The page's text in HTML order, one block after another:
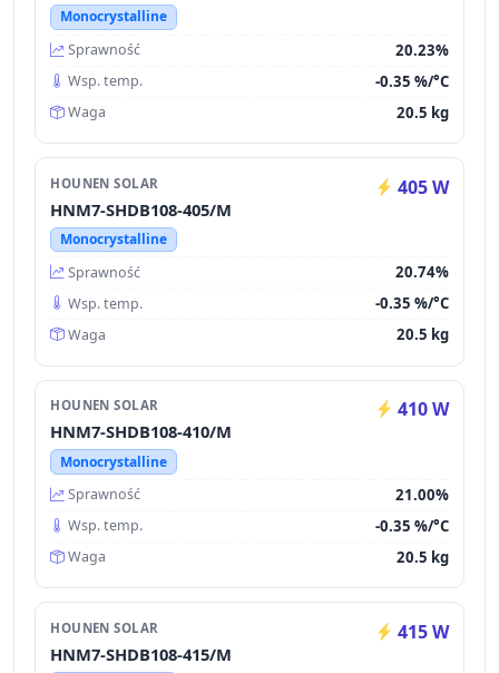
Monocrystalline
Sprawność
20.23%
Wsp. temp. -0.35 %/°C
Waga 20.5 kg
HOUNEN SOLAR 405 W
HNM7-SHDB108-405/M
Monocrystalline
Sprawność
20.74%
Wsp. temp. -0.35 %/°C
Waga 20.5 kg
HOUNEN SOLAR 410 W
HNM7-SHDB108-410/M
Monocrystalline
Sprawność
21.00%
Wsp. temp. -0.35 %/°C
Waga 20.5 kg
HOUNEN SOLAR 415 W
HNM7-SHDB108-415/M